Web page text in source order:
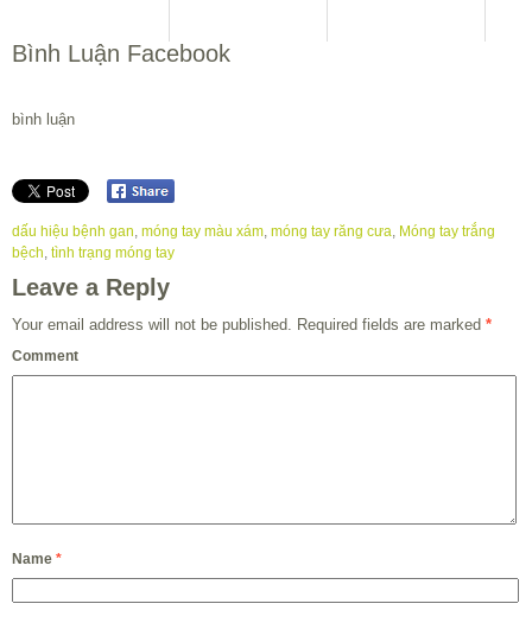
Bình Luận Facebook
bình luận
dấu hiệu bệnh gan, móng tay màu xám, móng tay răng cưa, Móng tay trắng
bệch, tình trạng móng tay
Leave a Reply
Your email address will not be published. Required fields are marked *
Comment
Name *